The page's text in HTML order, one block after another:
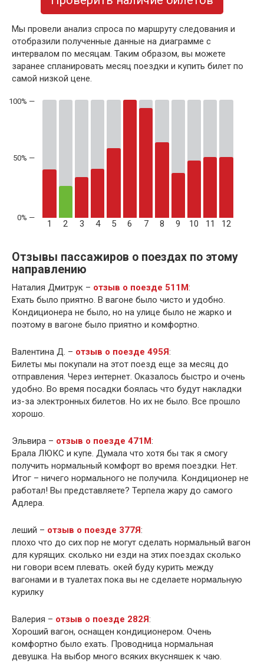
Мы провели анализ спроса по маршруту следования и
отобразили полученные данные на диаграмме с
интервалом по месяцам. Таким образом, вы можете
заранее спланировать месяц поездки и купить билет по
самой низкой цене.
50% —
1 2 3 4 5 6 7 8 9 10 11 12
Отзывы пассажиров о поездах по этому
направлению
Наталия Дмитрук – отзыв о поезде 511М:
Ехать было приятно. В вагоне было чисто и удобно.
Кондиционера не было, но на улице было не жарко и
поэтому в вагоне было приятно и комфортно.
Валентина Д. – отзыв о поезде 495Я:
Билеты мы покупали на этот поезд еще за месяц до
отправления. Через интернет. Оказалось быстро и очень
удобно. Во время посадки боялась что будут накладки
из-за электронных билетов. Но их не было. Все прошло
хорошо.
Эльвира – отзыв о поезде 471М:
Брала ЛЮКС и купе. Думала что хотя бы так я смогу
получить нормальный комфорт во время поездки. Нет.
Итог – ничего нормального не получила. Кондиционер не
работал! Вы представляете? Терпела жару до самого
Адлера.
леший – отзыв о поезде 377Я:
плохо что до сих пор не могут сделать нормальный вагон
для курящих. сколько ни езди на этих поездах сколько
ни говори всем плевать. окей буду курить между
вагонами и в туалетах пока вы не сделаете нормальную
курилку
Валерия – отзыв о поезде 282Я:
Хороший вагон, оснащен кондиционером. Очень
комфортно было ехать. Проводница нормальная
девушка. На выбор много всяких вкусняшек к чаю.